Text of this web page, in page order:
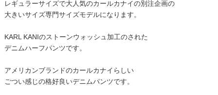
レギュラーサイズで大人気のカールカナイの別注企画の
大きいサイズ専門サイズモデルになります。
KARL KANIのストーンウォッシュ加工のされた
デニムハーフパンツです。
アメリカンブランドのカールカナイらしい
ごつい感じの格好良いデニムパンツです。